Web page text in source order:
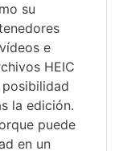
su
e
HEIC
la edición.
puede
en un